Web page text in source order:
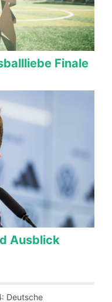
Finale
Ausblick
Deutsche